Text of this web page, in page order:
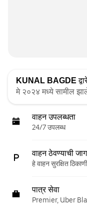
KUNAL BAGDE
मे २०२४ मध्ये सामील
वाहन उपलब्धता
24/7 उपलब्ध
वाहन ठेवण्याची
हे वाहन सुरक्षित
पात्र सेवा
Premier, Uber